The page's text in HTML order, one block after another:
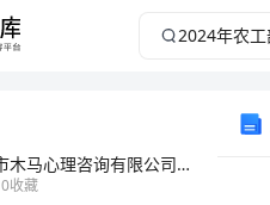
深圳市木马心理咨询有限公司介绍企业发展分析报告
0收藏